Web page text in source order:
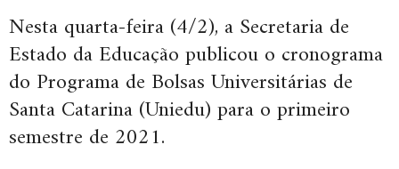
Nesta quarta-feira (4/2), a Secretaria de
Estado da Educação publicou o cronograma
do Programa de Bolsas Universitárias de
Santa Catarina (Uniedu) para o primeiro
semestre de 2021.